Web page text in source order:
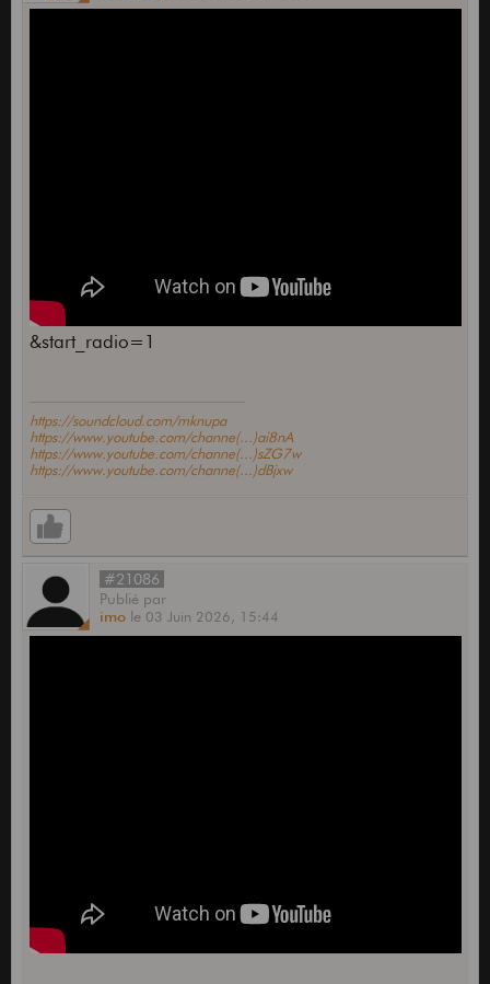
&start_radio=1
https://soundcloud.com/mknupa
https://www.youtube.com/channe(...)ai8nA
https://www.youtube.com/channe(...)sZG7w
https://www.youtube.com/channe(...)dBjxw
#21086
Publié par
imo le 03 Juin 2026, 15:44